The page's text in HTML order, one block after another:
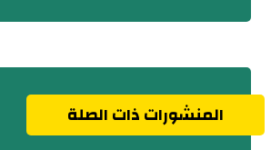
المنشورات ذات الصلة